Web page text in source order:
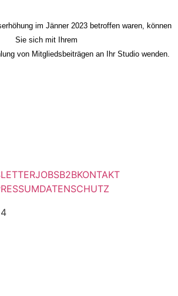
im Jänner 2023 betroffen waren, können
Sie sich mit Ihrem
von Mitgliedsbeiträgen an Ihr Studio wenden.
JOBSB2BKONTAKT
DATENSCHUTZ